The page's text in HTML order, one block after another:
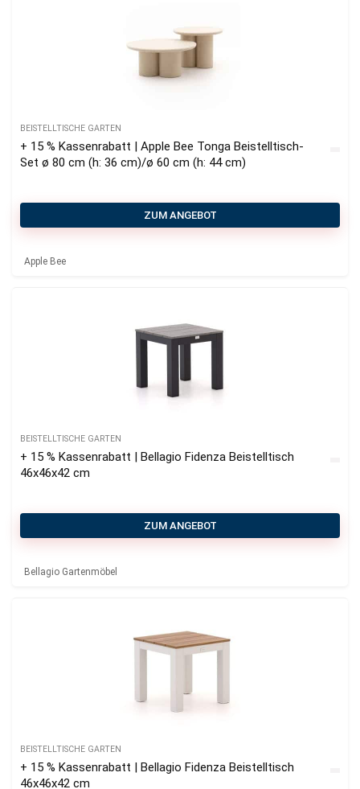
BEISTELLTISCHE GARTEN
+ 15 % Kassenrabatt | Apple Bee Tonga Beistelltisch-
Set ø 80 cm (h: 36 cm)/ø 60 cm (h: 44 cm)
ZUM ANGEBOT
Apple Bee
BEISTELLTISCHE GARTEN
+ 15 % Kassenrabatt | Bellagio Fidenza Beistelltisch
46x46x42 cm
ZUM ANGEBOT
Bellagio Gartenmöbel
BEISTELLTISCHE GARTEN
+ 15 % Kassenrabatt | Bellagio Fidenza Beistelltisch
46x46x42 cm